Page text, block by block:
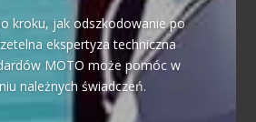
kroku, jak odszkodowanie po
ekspertyza techniczna
MOTO może pomóc w
należnych świadczeń.